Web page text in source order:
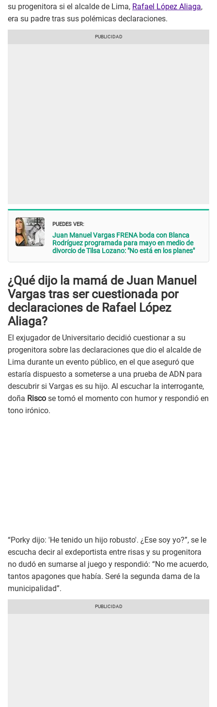
su progenitora si el alcalde de Lima, Rafael López Aliaga,
era su padre tras sus polémicas declaraciones.
PUEDES VER:
Juan Manuel Vargas FRENA boda con Blanca
Rodríguez programada para mayo en medio de
divorcio de Tilsa Lozano: "No está en los planes"
¿Qué dijo la mamá de Juan Manuel
Vargas tras ser cuestionada por
declaraciones de Rafael López
Aliaga?
El exjugador de Universitario decidió cuestionar a su
progenitora sobre las declaraciones que dio el alcalde de
Lima durante un evento público, en el que aseguró que
estaría dispuesto a someterse a una prueba de ADN para
descubrir si Vargas es su hijo. Al escuchar la interrogante,
doña Risco se tomó el momento con humor y respondió en
tono irónico.
“Porky dijo: 'He tenido un hijo robusto'. ¿Ese soy yo?”, se le
escucha decir al exdeportista entre risas y su progenitora
no dudó en sumarse al juego y respondió: “No me acuerdo,
tantos apagones que había. Seré la segunda dama de la
municipalidad”.